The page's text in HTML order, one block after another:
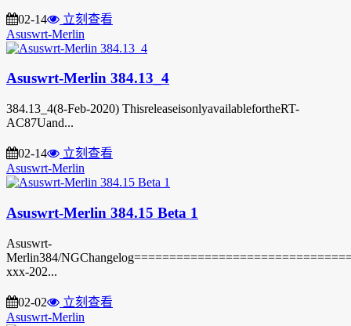
02-14
立刻查看
Asuswrt-Merlin
Asuswrt-Merlin 384.13_4
384.13_4(8-Feb-2020) ThisreleaseisonlyavailablefortheRT-
AC87Uand...
02-14
立刻查看
Asuswrt-Merlin
Asuswrt-Merlin 384.15 Beta 1
Asuswrt-
Merlin384/
xxx-202...
02-02
立刻查看
Asuswrt-Merlin